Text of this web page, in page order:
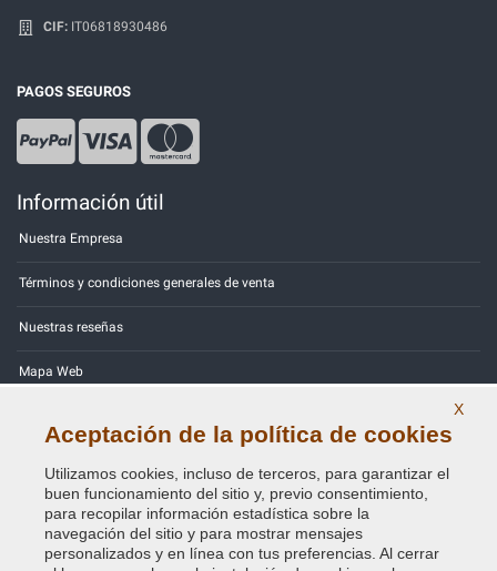
CIF: IT06818930486
PAGOS SEGUROS
Información útil
Nuestra Empresa
Términos y condiciones generales de venta
Nuestras reseñas
Mapa Web
Política de Privacidad - RGPD
X
Aceptación de la política de cookies
Utilizamos cookies, incluso de terceros, para garantizar el
buen funcionamiento del sitio y, previo consentimiento,
para recopilar información estadística sobre la
navegación del sitio y para mostrar mensajes
personalizados y en línea con tus preferencias. Al cerrar